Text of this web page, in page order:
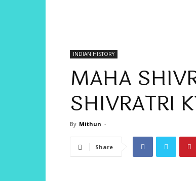
INDIAN HISTORY
MAHA
SHIVRATRI
By Mithun -
Share